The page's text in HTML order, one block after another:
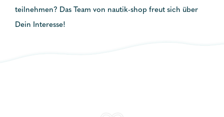
teilnehmen? Das Team von nautik-shop freut sich über
Dein Interesse!